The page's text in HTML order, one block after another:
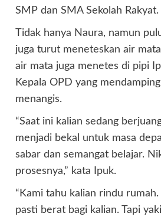
SMP dan SMA Sekolah Rakyat.
Tidak hanya Naura, namun
juga turut meneteskan air
air mata juga menetes di pipi
Kepala OPD yang
menangis.
“Saat ini kalian sedang
menjadi bekal untuk masa
sabar dan semangat belajar.
prosesnya,” kata Ipuk.
“Kami tahu kalian rindu
pasti berat bagi kalian. Tapi